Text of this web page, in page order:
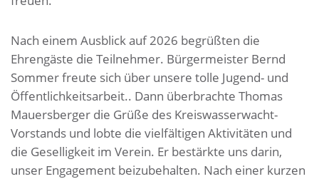
Nach einem Ausblick auf 2026 begrüßten die
Ehrengäste die Teilnehmer. Bürgermeister Bernd
Sommer freute sich über unsere tolle Jugend- und
Öffentlichkeitsarbeit.. Dann überbrachte Thomas
Mauersberger die Grüße des Kreiswasserwacht-
Vorstands und lobte die vielfältigen Aktivitäten und
die Geselligkeit im Verein. Er bestärkte uns darin,
unser Engagement beizubehalten. Nach einer kurzen